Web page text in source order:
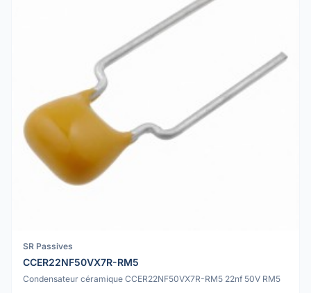
SR Passives
CCER22NF50VX7R-RM5
Condensateur céramique CCER22NF50VX7R-RM5 22nf 50V RM5